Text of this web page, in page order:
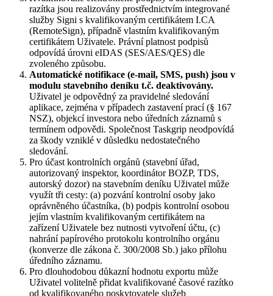
razítka jsou realizovány prostřednictvím integrované
služby Signi s kvalifikovaným certifikátem I.CA
(RemoteSign), případně vlastním kvalifikovaným
certifikátem Uživatele. Právní platnost podpisů
odpovídá úrovni eIDAS (SES/AES/QES) dle
zvoleného způsobu.
Automatické notifikace (e-mail, SMS, push) jsou v
modulu stavebního deníku t.č. deaktivovány.
Uživatel je odpovědný za pravidelné sledování
aplikace, zejména v případech zastavení prací (§ 167
NSZ), objekcí investora nebo úředních záznamů s
termínem odpovědi. Společnost Taskgrip neodpovídá
za škody vzniklé v důsledku nedostatečného
sledování.
Pro účast kontrolních orgánů (stavební úřad,
autorizovaný inspektor, koordinátor BOZP, TDS,
autorský dozor) na stavebním deníku Uživatel může
využít tři cesty: (a) pozvání kontrolní osoby jako
oprávněného účastníka, (b) podpis kontrolní osobou
jejím vlastním kvalifikovaným certifikátem na
zařízení Uživatele bez nutnosti vytvoření účtu, (c)
nahrání papírového protokolu kontrolního orgánu
(konverze dle zákona č. 300/2008 Sb.) jako přílohu
úředního záznamu.
Pro dlouhodobou důkazní hodnotu exportu může
Uživatel volitelně přidat kvalifikované časové razítko
od kvalifikovaného poskytovatele služeb